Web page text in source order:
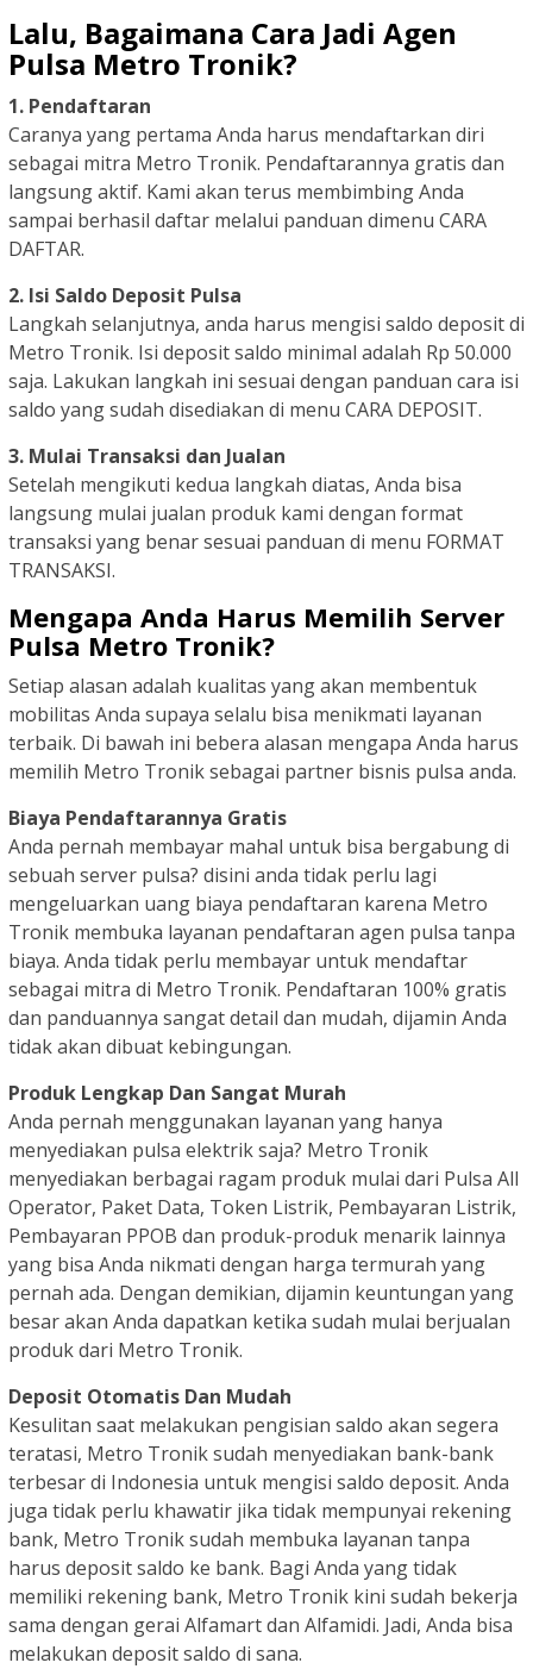
Lalu, Bagaimana Cara Jadi Agen
Pulsa Metro Tronik?
1. Pendaftaran
Caranya yang pertama Anda harus mendaftarkan diri
sebagai mitra Metro Tronik. Pendaftarannya gratis dan
langsung aktif. Kami akan terus membimbing Anda
sampai berhasil daftar melalui panduan dimenu CARA
DAFTAR.
2. Isi Saldo Deposit Pulsa
Langkah selanjutnya, anda harus mengisi saldo deposit di
Metro Tronik. Isi deposit saldo minimal adalah Rp 50.000
saja. Lakukan langkah ini sesuai dengan panduan cara isi
saldo yang sudah disediakan di menu CARA DEPOSIT.
3. Mulai Transaksi dan Jualan
Setelah mengikuti kedua langkah diatas, Anda bisa
langsung mulai jualan produk kami dengan format
transaksi yang benar sesuai panduan di menu FORMAT
TRANSAKSI.
Mengapa Anda Harus Memilih Server
Pulsa Metro Tronik?
Setiap alasan adalah kualitas yang akan membentuk
mobilitas Anda supaya selalu bisa menikmati layanan
terbaik. Di bawah ini bebera alasan mengapa Anda harus
memilih Metro Tronik sebagai partner bisnis pulsa anda.
Biaya Pendaftarannya Gratis
Anda pernah membayar mahal untuk bisa bergabung di
sebuah server pulsa? disini anda tidak perlu lagi
mengeluarkan uang biaya pendaftaran karena Metro
Tronik membuka layanan pendaftaran agen pulsa tanpa
biaya. Anda tidak perlu membayar untuk mendaftar
sebagai mitra di Metro Tronik. Pendaftaran 100% gratis
dan panduannya sangat detail dan mudah, dijamin Anda
tidak akan dibuat kebingungan.
Produk Lengkap Dan Sangat Murah
Anda pernah menggunakan layanan yang hanya
menyediakan pulsa elektrik saja? Metro Tronik
menyediakan berbagai ragam produk mulai dari Pulsa All
Operator, Paket Data, Token Listrik, Pembayaran Listrik,
Pembayaran PPOB dan produk-produk menarik lainnya
yang bisa Anda nikmati dengan harga termurah yang
pernah ada. Dengan demikian, dijamin keuntungan yang
besar akan Anda dapatkan ketika sudah mulai berjualan
produk dari Metro Tronik.
Deposit Otomatis Dan Mudah
Kesulitan saat melakukan pengisian saldo akan segera
teratasi, Metro Tronik sudah menyediakan bank-bank
terbesar di Indonesia untuk mengisi saldo deposit. Anda
juga tidak perlu khawatir jika tidak mempunyai rekening
bank, Metro Tronik sudah membuka layanan tanpa
harus deposit saldo ke bank. Bagi Anda yang tidak
memiliki rekening bank, Metro Tronik kini sudah bekerja
sama dengan gerai Alfamart dan Alfamidi. Jadi, Anda bisa
melakukan deposit saldo di sana.